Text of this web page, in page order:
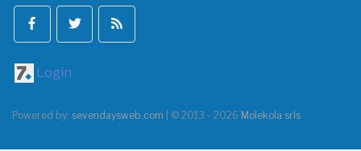
Login
Powered by: sevendaysweb.com | © 2013 - 2026 Molekola srls